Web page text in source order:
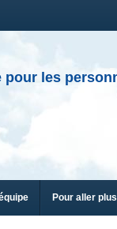
pour les
Pour aller